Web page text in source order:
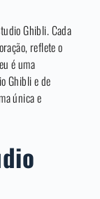
Ghibli. Cada
reflete o
é uma
Ghibli e de
única e